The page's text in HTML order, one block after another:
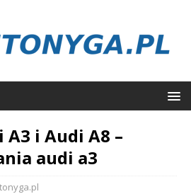
i Audi A8 –
audi a3